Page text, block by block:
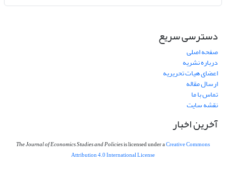
دسترسی سریع
صفحه اصلی
درباره نشریه
اعضای هیات تحریریه
ارسال مقاله
تماس با ما
نقشه سایت
آخرین اخبار
The Journal of Economics Studies and Policiesis licensed under aCreative Commons
Attribution 4.0 International License